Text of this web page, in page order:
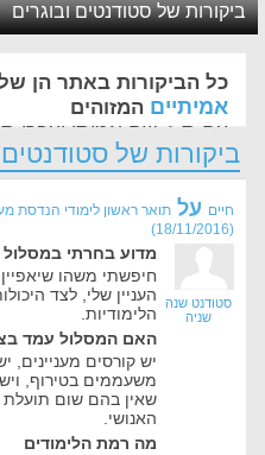
ביקורות של סטודנטים ובוגרים
כל הביקורות באתר הן
אמיתיים המזוהים
עם ת.ז, שם אמיתי ועברו
החשוב לנו ביותר באתר
ביקורות של סטודנטים
חיים על תואר ראשון לימודי הנדסת
(
18/11/2016
)
סטודנט שנה
שניה
מדוע בחרתי במסלול
חיפשתי משהו
העניין שלי, לצד
הלימודיות.
האם המסלול עמד
יש קורסים מעניינים,
משעממים בטירוף,
שאין בהם שום תועלת
האנושי.
מה רמת הלימודים